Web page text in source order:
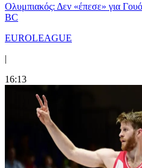
Ολυμπιακός: Δεν «έπεσε» για
BC
EUROLEAGUE
|
16:13